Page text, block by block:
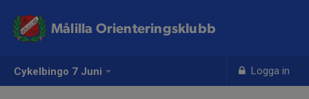
Cykelbingo 7 Juni Logga in
Målilla Orienteringsklubb